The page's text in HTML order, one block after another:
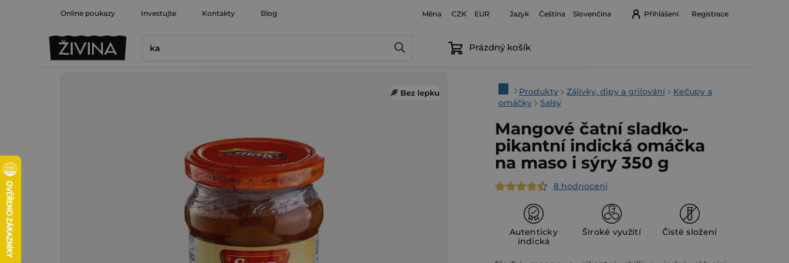
Online poukazy Investujte Kontakty Blog Měna CZK EUR Jazyk Čeština Slovenčina Přihlášení Registrace
Nákupní
Prázdný košík
DomůProdukty Zálivky, dipy a grilování
Kečupy a
omáčky
Salsy
Mangové čatní sladko-
pikantní indická omáčka
na maso i sýry 350 g
Průměrné
hodnocení
produktu
8 hodnocení
Autenticky
indická
Široké využití Čisté složení
Bez lepku